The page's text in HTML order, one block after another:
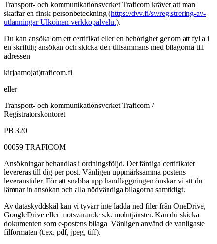
Transport- och kommunikationsverket Traficom kräver att man
skaffar en finsk personbeteckning (https://dvv.fi/sv/registrering-av-
utlanningar Ulkoinen verkkopalvelu.).
Du kan ansöka om ett certifikat eller en behörighet genom att fylla i
en skriftlig ansökan och skicka den tillsammans med bilagorna till
adressen
kirjaamo(at)traficom.fi
eller
Transport- och kommunikationsverket Traficom /
Registratorskontoret
PB 320
00059 TRAFICOM
Ansökningar behandlas i ordningsföljd. Det färdiga certifikatet
levereras till dig per post. Vänligen uppmärksamma postens
leveranstider. För att snabba upp handläggningen önskar vi att du
lämnar in ansökan och alla nödvändiga bilagorna samtidigt.
Av dataskyddskäl kan vi tyvärr inte ladda ned filer från OneDrive,
GoogleDrive eller motsvarande s.k. molntjänster. Kan du skicka
dokumenten som e-postens bilaga. Vänligen använd de vanligaste
filformaten (t.ex. pdf, jpeg, tiff).